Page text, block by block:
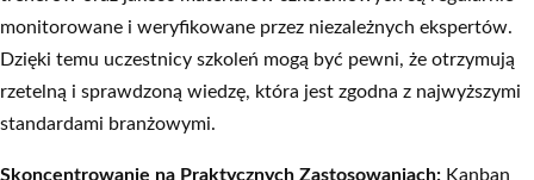
monitorowane i weryfikowane przez niezależnych ekspertów.
Dzięki temu uczestnicy szkoleń mogą być pewni, że otrzymują
rzetelną i sprawdzoną wiedzę, która jest zgodna z najwyższymi
standardami branżowymi.
Skoncentrowanie na Praktycznych Zastosowaniach: Kanban